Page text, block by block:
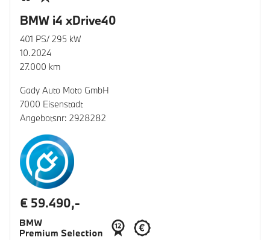
BMW i4 xDrive40
401 PS/ 295 kW
10.2024
27.000 km
Gady Auto Moto GmbH
7000 Eisenstadt
Angebotsnr: 2928282
€ 59.490,-